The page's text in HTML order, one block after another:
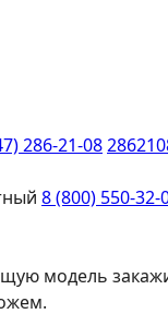
286-21-08
8 (800) 550-32-
модель